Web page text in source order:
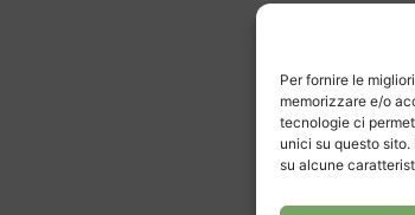
Per fornire le
memorizzare e/o
tecnologie ci
unici su questo
su alcune